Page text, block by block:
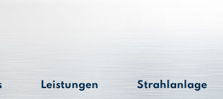
Leistungen Strahlanlage